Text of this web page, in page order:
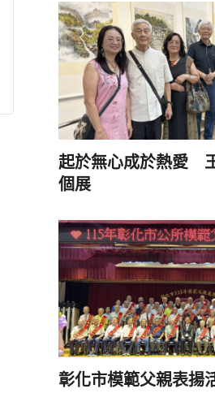
起於無心成於熱愛
個展
彰化市模範父親表揚